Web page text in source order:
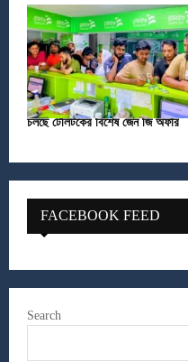
চলছে টেলিটকের বিশেষ জেন জি অফার
FACEBOOK FEED
Search